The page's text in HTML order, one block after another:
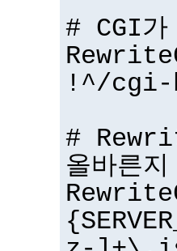
# CGI가
!^/
#
올바른